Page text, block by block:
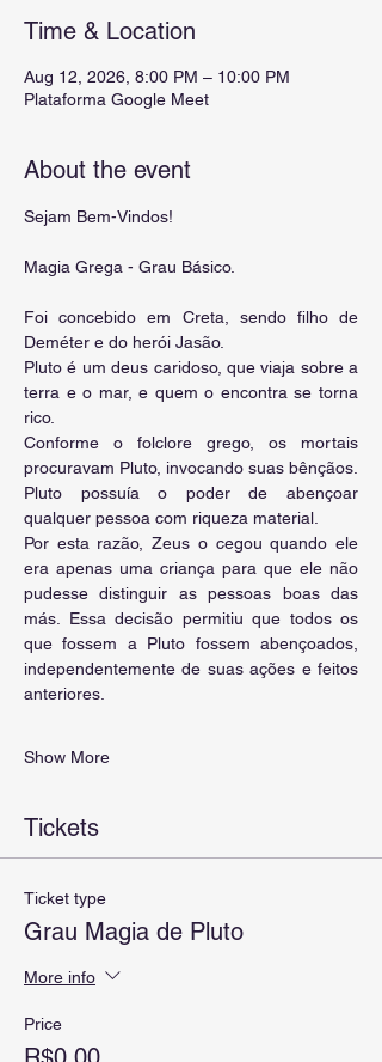
Time & Location
Aug 12, 2026, 8:00 PM – 10:00 PM
Plataforma Google Meet
About the event
Sejam Bem-Vindos!
Magia Grega - Grau Básico.
Foi concebido em Creta, sendo filho de
Deméter e do herói Jasão.
Pluto é um deus caridoso, que viaja sobre a
terra e o mar, e quem o encontra se torna
rico.
Conforme o folclore grego, os mortais
procuravam Pluto, invocando suas bênçãos.
Pluto possuía o poder de abençoar
qualquer pessoa com riqueza material.
Por esta razão, Zeus o cegou quando ele
era apenas uma criança para que ele não
pudesse distinguir as pessoas boas das
más. Essa decisão permitiu que todos os
que fossem a Pluto fossem abençoados,
independentemente de suas ações e feitos
anteriores.
Show More
Tickets
Ticket type
Grau Magia de Pluto
More info
Price